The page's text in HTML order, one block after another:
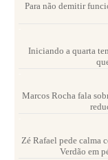
Para não demitir
Iniciando a quarta
Marcos Rocha fala
Zé Rafael pede calma
Verdão em